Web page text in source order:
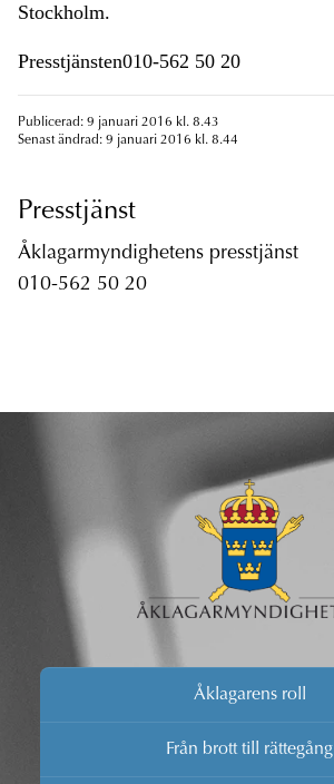
Stockholm.
Presstjänsten010-562 50 20
Publicerad: 9 januari 2016 kl. 8.43
Senast ändrad: 9 januari 2016 kl. 8.44
Presstjänst
Åklagarmyndighetens presstjänst
010-562 50 20
Åklagarens roll
Från brott till rättegång